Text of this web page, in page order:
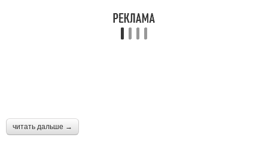
читать дальше →